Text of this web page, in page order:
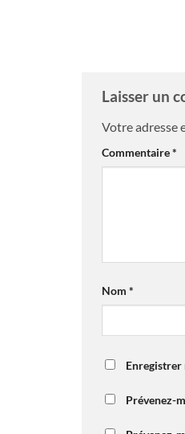
Laisser un
Votre adresse
Commentaire*
Nom *
Enregistrer
Prévenez-